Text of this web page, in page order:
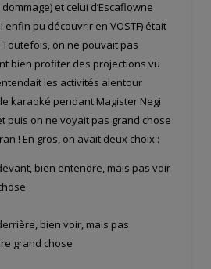
et celui d’Escaflowne
enfin pu découvrir en VOSTF) était
on ne pouvait pas
bien profiter des projections vu
les activités alentour
karaoké pendant Magister Negi
puis on ne voyait pas grand chose
! En gros, on avait deux choix :
bien entendre, mais pas voir
bien voir, mais pas
grand chose